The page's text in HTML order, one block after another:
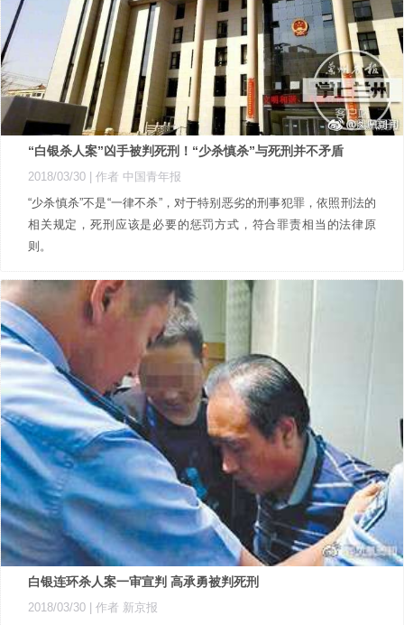
“白银杀人案”凶手被判死刑！“少杀慎杀”与死刑并不矛盾
2018/03/30
| 作者 中国青年报
“少杀慎杀”不是“一律不杀”，对于特别恶劣的刑事犯罪，依照刑法的
相关规定，死刑应该是必要的惩罚方式，符合罪责相当的法律原
则。
白银连环杀人案一审宣判 高承勇被判死刑
2018/03/30 | 作者 新京报